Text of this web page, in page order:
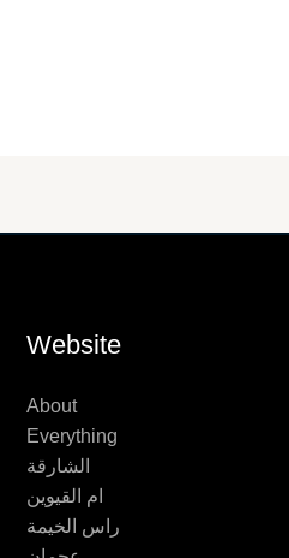
Website
About
Everything
الشارقة
ام القيوين
راس الخيمة